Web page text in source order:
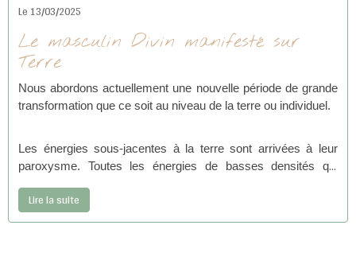
Le 13/03/2025
Le masculin Divin manifesté sur
Terre
Nous abordons actuellement une nouvelle période de grande
transformation que ce soit au niveau de la terre ou individuel.
Les énergies sous-jacentes à la terre sont arrivées à leur
paroxysme. Toutes les énergies de basses densités qui
remontées à la surface pour être totalement annihilées.
Lire la suite